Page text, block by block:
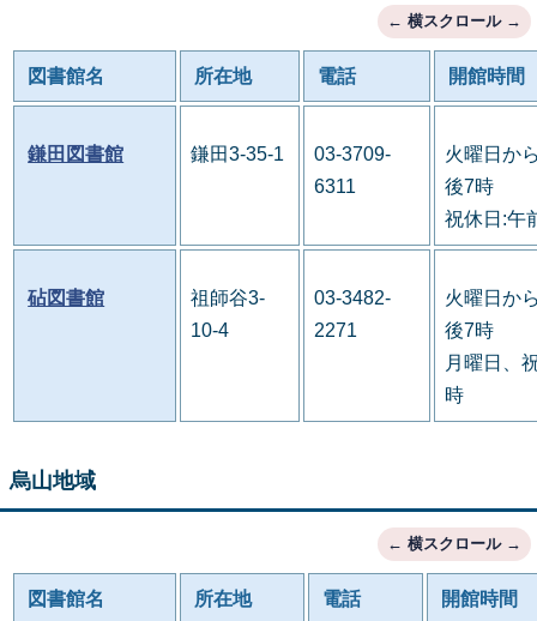
図書館名 所在地 電話 開館時間
鎌田図書館 鎌田3-35-1
03-3709-
6311
火曜日か
後7時
祝休日:午
砧図書館
祖師谷3-
10-4
03-3482-
2271
火曜日か
後7時
月曜日、
時
烏山地域
図書館名 所在地 電話 開館時間